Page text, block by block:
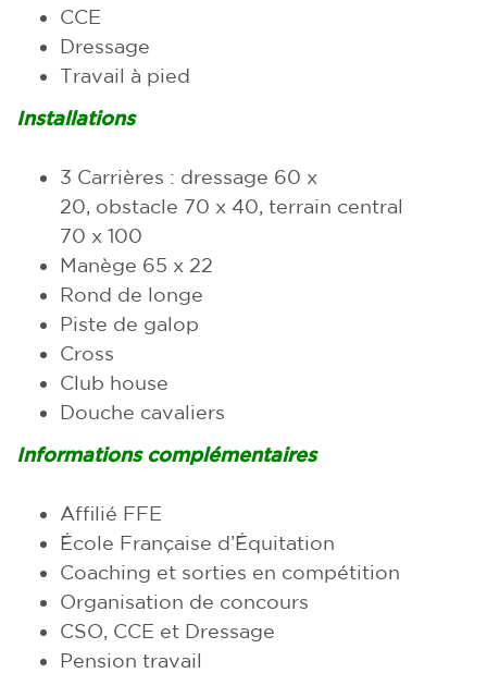
CCE
Dressage
Travail à pied
Installations
3 Carrières : dressage 60 x
20, obstacle 70 x 40, terrain central
70 x 100
Manège 65 x 22
Rond de longe
Piste de galop
Cross
Club house
Douche cavaliers
Informations complémentaires
Affilié FFE
École Française d’Équitation
Coaching et sorties en compétition
Organisation de concours
CSO, CCE et Dressage
Pension travail